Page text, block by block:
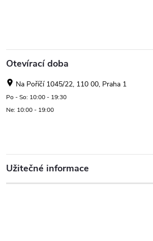
Otevírací doba
Na Poříčí 1045/22, 110 00, Praha 1
Po - So: 10:00 - 19:30
Ne: 10:00 - 19:00
Užitečné informace